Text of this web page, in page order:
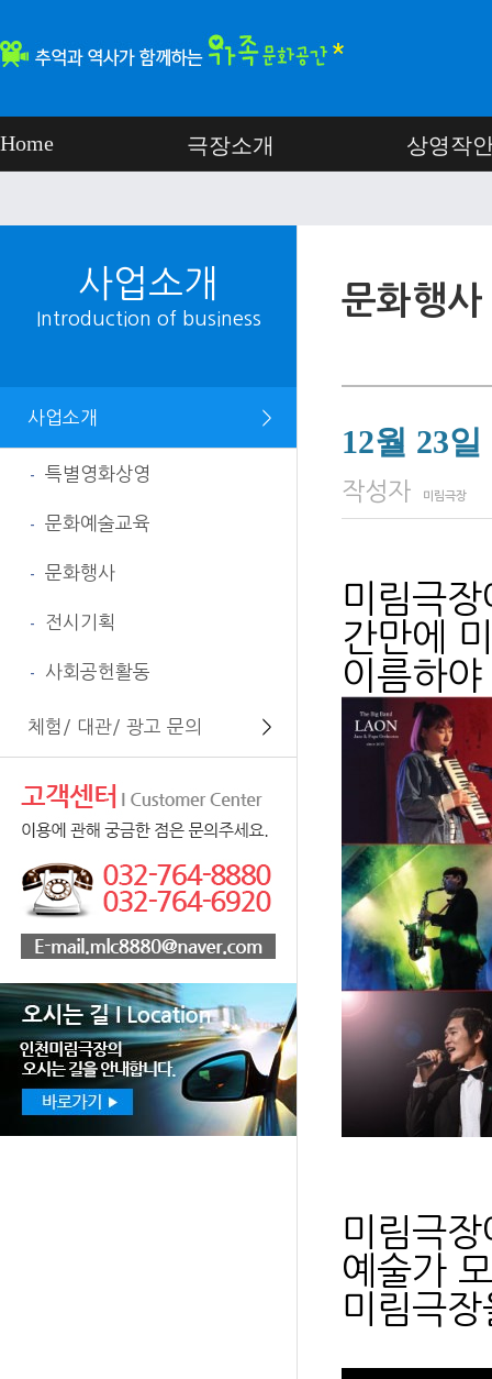
Home 극장소개 상영작
사업소개
Introduction of business
사업소개 ＞
- 특별영화상영
- 문화예술교육
- 문화행사
- 전시기획
- 사회공헌활동
체험/ 대관/ 광고 문의 ＞
문화행사
12월 23
페이지 정보
작성자 미림극장
미림극
간만에
이름하
미림극
예술가
미림극